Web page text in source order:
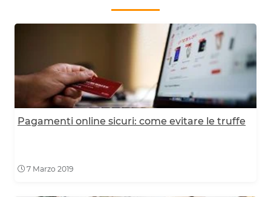
Pagamenti online sicuri: come evitare le truffe
7 Marzo 2019